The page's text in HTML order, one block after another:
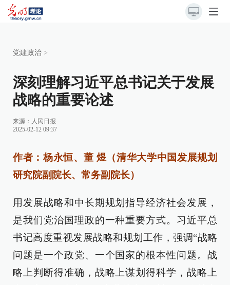
党建政治 >
深刻理解习近平总书记关于发展
战略的重要论述
来源： 人民日报
2025-02-12 09:37
作者：杨永恒、董 煜（清华大学中国发展规划
研究院副院长、常务副院长）
用发展战略和中长期规划指导经济社会发展，
是我们党治国理政的一种重要方式。习近平总
书记高度重视发展战略和规划工作，强调“战略
问题是一个政党、一个国家的根本性问题。战
略上判断得准确，战略上谋划得科学，战略上